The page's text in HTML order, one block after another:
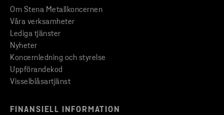
Om Stena Metallkoncernen
Våra verksamheter
Lediga tjänster
Nyheter
Koncernledning och styrelse
Uppförandekod
Visselblåsartjänst
FINANSIELL INFORMATION